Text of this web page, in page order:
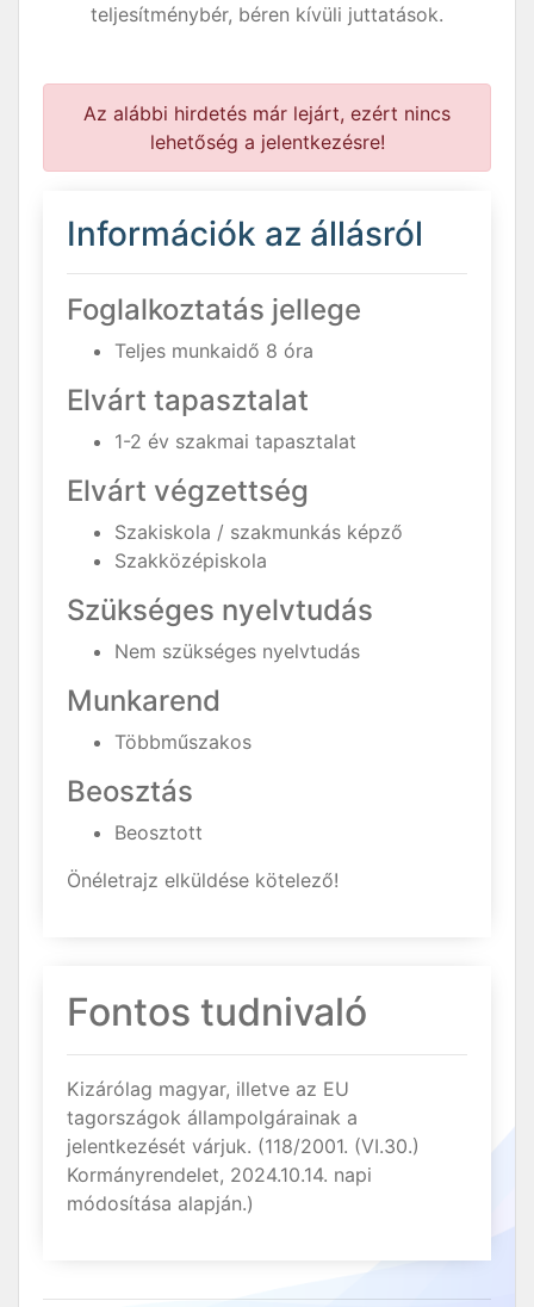
teljesítménybér, béren kívüli juttatások.
Az alábbi hirdetés már lejárt, ezért nincs
lehetőség a jelentkezésre!
Információk az állásról
Foglalkoztatás jellege
Teljes munkaidő 8 óra
Elvárt tapasztalat
1-2 év szakmai tapasztalat
Elvárt végzettség
Szakiskola / szakmunkás képző
Szakközépiskola
Szükséges nyelvtudás
Nem szükséges nyelvtudás
Munkarend
Többműszakos
Beosztás
Beosztott
Önéletrajz elküldése kötelező!
Fontos tudnivaló
Kizárólag magyar, illetve az EU
tagországok állampolgárainak a
jelentkezését várjuk. (118/2001. (VI.30.)
Kormányrendelet, 2024.10.14. napi
módosítása alapján.)